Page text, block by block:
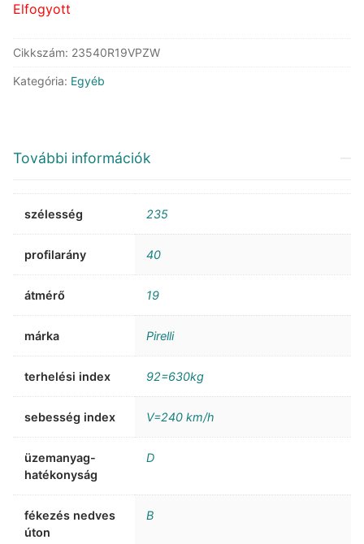
Elfogyott
Cikkszám: 23540R19VPZW
Kategória: Egyéb
További információk
szélesség 235
profilarány 40
átmérő 19
márka Pirelli
terhelési index 92=630kg
sebesség index V=240 km/h
üzemanyag-
hatékonyság
D
fékezés nedves
úton
B